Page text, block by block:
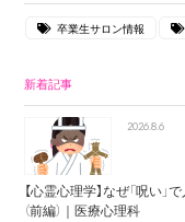
卒業生サロン情報
新着記事
2026.8.6
【心霊心理学】なぜ「呪い
（前編）｜医療心理科